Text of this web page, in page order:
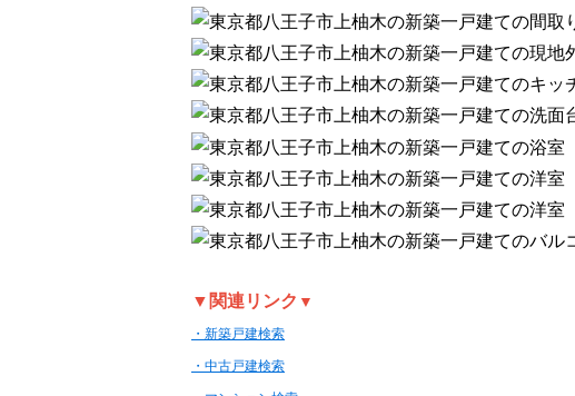
▼関連リンク ▼
・新築戸建検索
・中古戸建検索